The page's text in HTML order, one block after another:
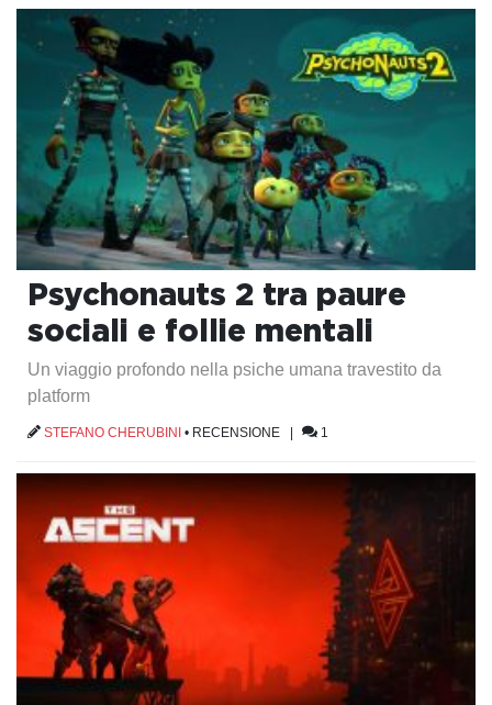
Psychonauts 2 tra paure
sociali e follie mentali
Un viaggio profondo nella psiche umana travestito da
platform
STEFANO CHERUBINI • RECENSIONE | 1